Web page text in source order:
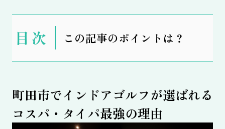
この記事のポイントは？
表
示
町田市でインドアゴルフが選ばれる
コスパ・タイパ最強の理由